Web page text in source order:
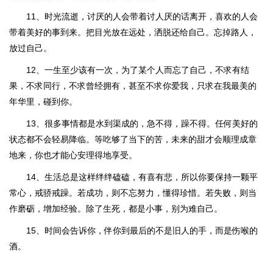
11、时光流逝，讨厌的人会带着讨人厌的话离开，喜欢的人会
带着美好的事到来。把目光放在远处，洒脱还给自己。忘掉路人，
放过自己。
12、一生至少该有一次，为了某个人而忘了自己，不求有结
果，不求同行，不求曾经拥有，甚至不求你爱我，只求在我最美的
年华里，碰到你。
13、很多事情都是水到渠成的，急不得，躁不得。任何美好的
状态都不会轻易降临。等吃够了当下的苦，未来的甜才会顺理成章
地来，你也才能心安理得地享受。
14、生活总是这样绊绊磕磕，有喜有悲，所以你要保持一颗平
常心，戒骄戒躁。若成功，则不忘努力，懂得珍惜。若失败，则当
作磨砺，增加经验。除了生死，都是小事，别为难自己。
15、时间会告诉你，伴你到最后的不是旧人的手，而是伤喉的
酒。